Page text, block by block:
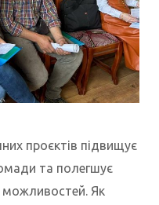
проєктів підвищує
та полегшує
можливостей. Як